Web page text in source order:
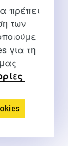
πρέπει
των
για τη
μέσω του